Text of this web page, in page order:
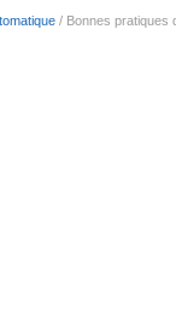
/ Bonnes pratiques